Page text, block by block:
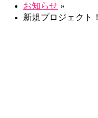
お知らせ »
新規プロジェクト！